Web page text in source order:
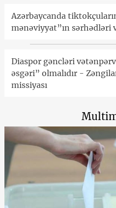
Azərbaycanda
mənəviyyat”ın sərhədləri
Diaspor gəncləri
əsgəri” olmalıdır -
missiyası